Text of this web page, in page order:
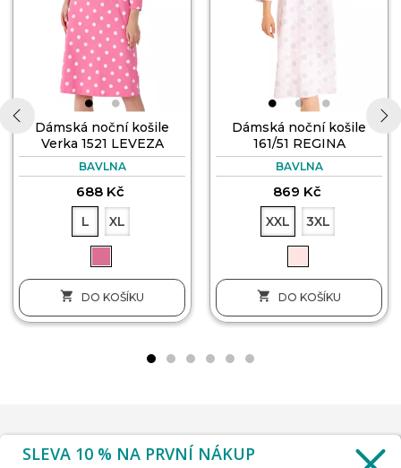
Dámská noční košile
Verka 1521 LEVEZA
BAVLNA
688 Kč
L XL
 DO KOŠÍKU
Dámská noční košile
161/51 REGINA
BAVLNA
869 Kč
XXL 3XL
 DO KOŠÍKU
INFORMACE 
SLEVA 10 % NA PRVNÍ NÁKUP